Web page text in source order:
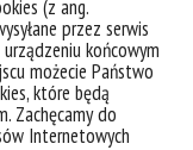
(z ang.
przez serwis
końcowym
możecie Państwo
które będą
Zachęcamy do
Internetowych